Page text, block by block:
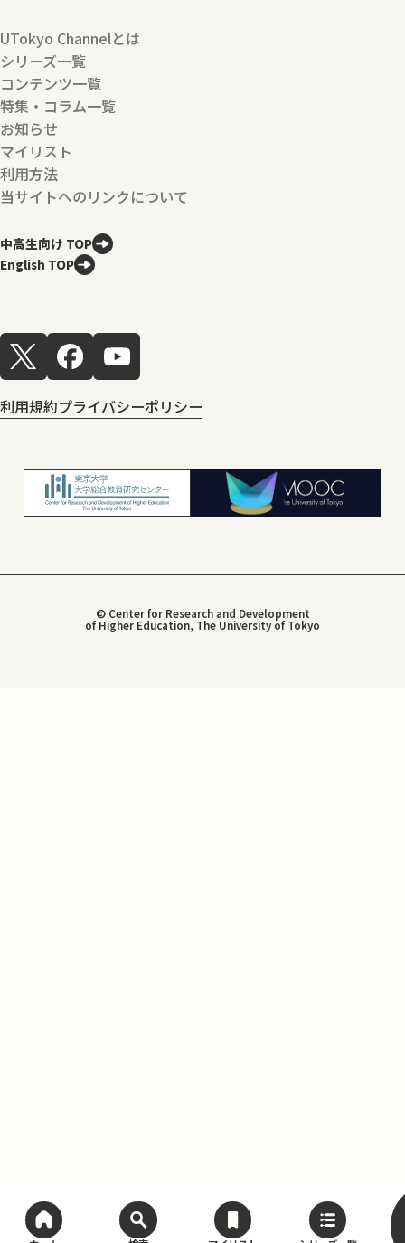
UTokyo Channelとは
シリーズ一覧
コンテンツ一覧
特集・コラム一覧
お知らせ
マイリスト
利用方法
当サイトへのリンクについて
中高生向け TOP
English TOP
利用規約プライバシーポリシー
© Center for Research and Development
of Higher Education, The University of Tokyo